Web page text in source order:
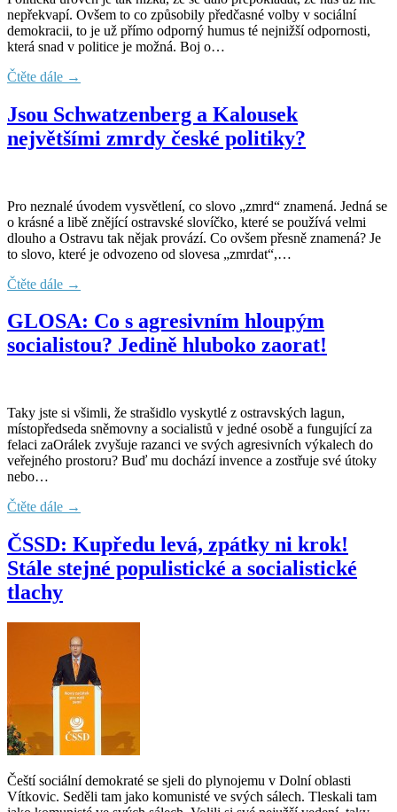
nepřekvapí. Ovšem to co způsobily předčasné volby v sociální
demokracii, to je už přímo odporný humus té nejnižší odpornosti,
která snad v politice je možná. Boj o…
Čtěte dále →
Jsou Schwatzenberg a Kalousek
největšími zmrdy české politiky?
Pro neznalé úvodem vysvětlení, co slovo „zmrd“ znamená. Jedná se
o krásné a libě znějící ostravské slovíčko, které se používá velmi
dlouho a Ostravu tak nějak provází. Co ovšem přesně znamená? Je
to slovo, které je odvozeno od slovesa „zmrdat“,…
Čtěte dále →
GLOSA: Co s agresivním hloupým
socialistou? Jedině hluboko zaorat!
Taky jste si všimli, že strašidlo vyskytlé z ostravských lagun,
místopředseda sněmovny a socialistů v jedné osobě a fungující za
felaci zaOrálek zvyšuje razanci ve svých agresivních výkalech do
veřejného prostoru? Buď mu dochází invence a zostřuje své útoky
nebo…
Čtěte dále →
ČSSD: Kupředu levá, zpátky ni krok!
Stále stejné populistické a socialistické
tlachy
Čeští sociální demokraté se sjeli do plynojemu v Dolní oblasti
Vítkovic. Seděli tam jako komunisté ve svých sálech. Tleskali tam